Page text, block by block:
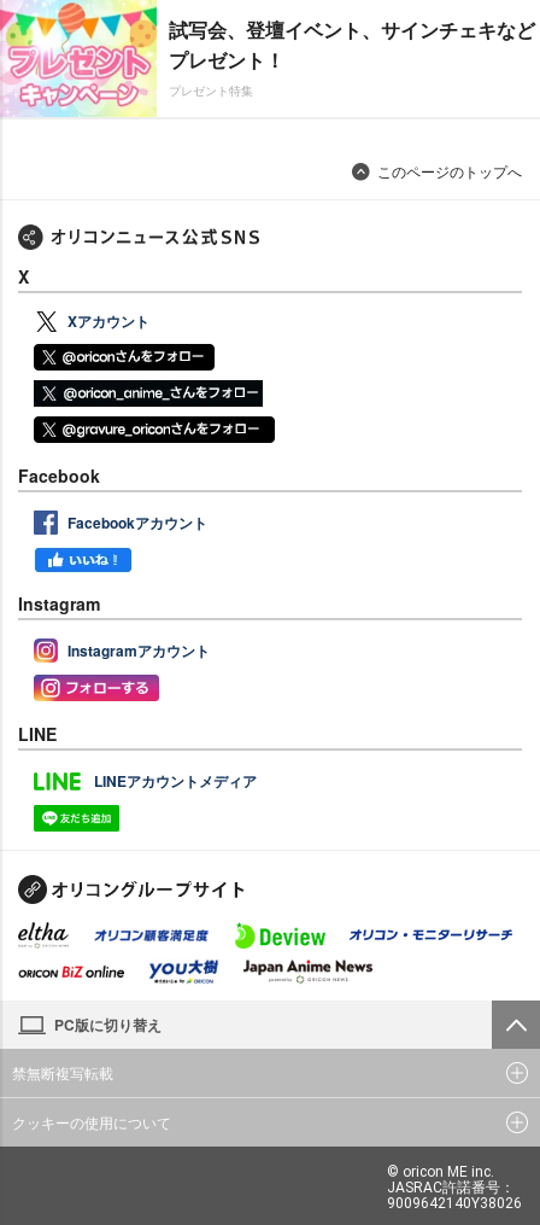
試写会、登壇イベント、サインチェキなど
プレゼント！
プレゼント特集
このページのトップへ
X
Xアカウント
Facebook
Facebookアカウント
Instagram
Instagramアカウント
LINE
LINEアカウントメディア
PC版に切り替え
禁無断複写転載
クッキーの使用について
© oricon ME inc.
JASRAC許諾番号：
9009642140Y38026